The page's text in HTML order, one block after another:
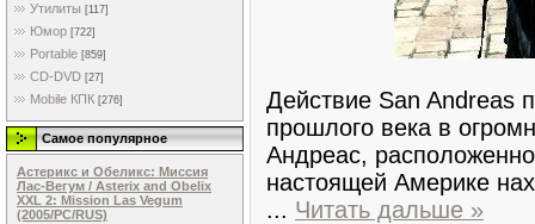
Утилиты [117]
Юмор [722]
Portable [859]
CD-DVD [27]
Mobile КПК [276]
Самое популярное
Астерикс и Обеликс: Миссия
Лас-Вегум / Asterix and Obelix
XXL 2: Mission Las Vegum
(2005/PC/RUS)
Действие San Andreas
прошлого века в
Андреас,
настоящей Америке
... Читать дальше »